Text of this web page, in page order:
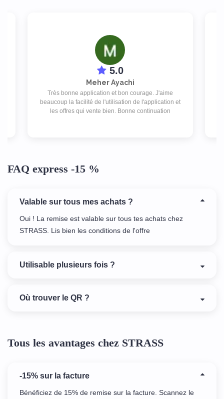
5.0
Meher Ayachi
Très bonne application et bon courage. J'aime
beaucoup la facilité de l'utilisation de l'application et
les offres qui vente bien. Bonne continuation
FAQ express -15 %
Valable sur tous mes achats ?
Oui ! La remise est valable sur tous tes achats chez
STRASS. Lis bien les conditions de l'offre
Utilisable plusieurs fois ?
Où trouver le QR ?
Tous les avantages chez STRASS
-15% sur la facture
Bénéficiez de 15% de remise sur la facture. Scannez le